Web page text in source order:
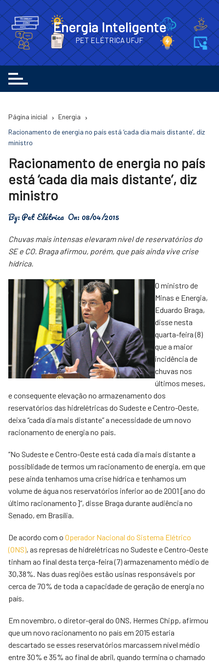
para
o
conteúdo
Energia Inteligente
PET ELÉTRICA UFJF
Página inicial
Energia
Racionamento de energia no país está ‘cada dia mais distante’, diz
ministro
Racionamento de energia no país
está ‘cada dia mais distante’, diz
ministro
By:Pet Elétrica On: 08/04/2015
Chuvas mais intensas elevaram nível de reservatórios do
SE e CO. Braga afirmou, porém, que país ainda vive crise
hídrica.
O ministro de
Minas e Energia,
Eduardo Braga,
disse nesta
quarta-feira (8)
que a maior
incidência de
chuvas nos
últimos meses,
e consequente elevação no armazenamento dos
reservatórios das hidrelétricas do Sudeste e Centro-Oeste,
deixa “cada dia mais distante” a necessidade de um novo
racionamento de energia no país.
“No Sudeste e Centro-Oeste está cada dia mais distante a
possiblidade de termos um racionamento de energia, em que
pese ainda tenhamos uma crise hídrica e tenhamos um
volume de água nos reservatórios inferior ao de 2001 [ano do
último racionamento]”, disse Braga durante audiência no
Senado, em Brasília.
De acordo com oOperador Nacional do Sistema Elétrico
(ONS), as represas de hidrelétricas no Sudeste e Centro-Oeste
tinham ao final desta terça-feira (7) armazenamento médio de
30,38%. Nas duas regiões estão usinas responsáveis por
cerca de 70% de toda a capacidade de geração de energia no
país.
Em novembro, o diretor-geral do ONS, Hermes Chipp, afirmou
que um novo racionamento no país em 2015 estaria
descartado se esses reservatórios marcassem nível médio
entre 30% e 35% ao final de abril, quando termina o chamado